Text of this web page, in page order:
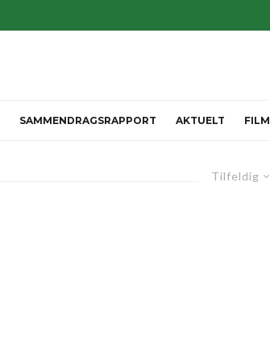
SAMMENDRAGSRAPPORT AKTUELT FILM
Tilfeldig